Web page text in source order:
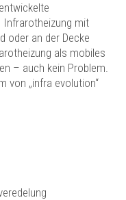
Infrarotheizung mit
oder an der Decke
als mobiles
– auch kein Problem.
von „infra evolution“